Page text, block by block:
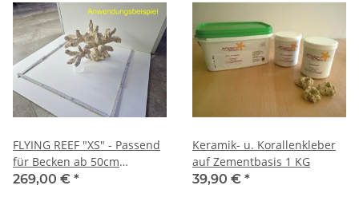
FLYING REEF "XS" - Passend
für Becken ab 50cm
***Limited Edition***
269,00 € *
Keramik- u. Korallenkleber
auf Zementbasis 1 KG
39,90 € *